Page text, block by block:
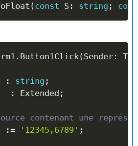
(const S : string ;
. Button1Click (Sender :
: string ;
: Extended ;
contenant une
:= '12345,6789' ;